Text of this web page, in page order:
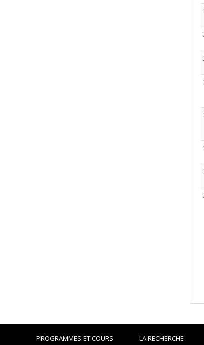
PROGRAMMES ET COURS LA RECHERCHE